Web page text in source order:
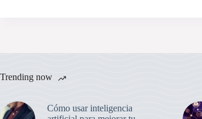
Trending now
Cómo usar inteligencia